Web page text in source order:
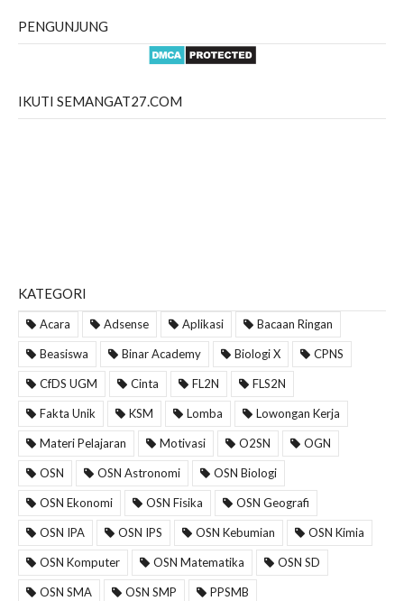
PENGUNJUNG
IKUTI SEMANGAT27.COM
KATEGORI
Acara Adsense Aplikasi Bacaan Ringan
Beasiswa Binar Academy Biologi X CPNS
CfDS UGM Cinta FL2N FLS2N
Fakta Unik KSM Lomba Lowongan Kerja
Materi Pelajaran Motivasi O2SN OGN
OSN OSN Astronomi OSN Biologi
OSN Ekonomi OSN Fisika OSN Geografi
OSN IPA OSN IPS OSN Kebumian OSN Kimia
OSN Komputer OSN Matematika OSN SD
OSN SMA OSN SMP PPSMB